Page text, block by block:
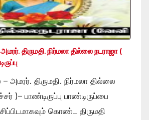
திருமதி. நிர்மலா தில்லை நடராஜா (
அமரர். திருமதி. நிர்மலா தில்லை
)– பாண்டிருப்பு பாண்டிருப்பை
கொண்ட திருமதி